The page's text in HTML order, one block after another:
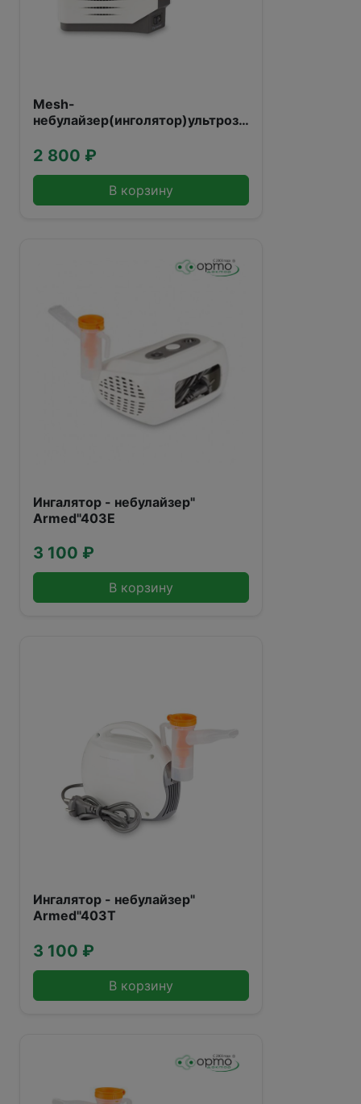
Mesh-
небулайзер(инголятор)ультрозвуковой
2 800 ₽
В корзину
Ингалятор - небулайзер"
Armed"403Е
3 100 ₽
В корзину
Ингалятор - небулайзер"
Armed"403Т
3 100 ₽
В корзину